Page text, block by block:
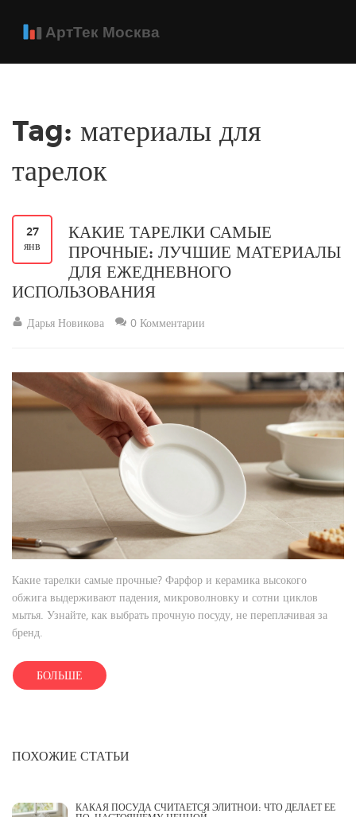
Tag: материалы для
тарелок
27
янв
КАКИЕ ТАРЕЛКИ САМЫЕ
ПРОЧНЫЕ: ЛУЧШИЕ МАТЕРИАЛЫ
ДЛЯ ЕЖЕДНЕВНОГО
ИСПОЛЬЗОВАНИЯ
Дарья Новикова 0 Комментарии
Какие тарелки самые прочные? Фарфор и керамика высокого
обжига выдерживают падения, микроволновку и сотни циклов
мытья. Узнайте, как выбрать прочную посуду, не переплачивая за
бренд.
БОЛЬШЕ
ПОХОЖИЕ СТАТЬИ
КАКАЯ ПОСУДА СЧИТАЕТСЯ ЭЛИТНОЙ: ЧТО ДЕЛАЕТ ЕЁ